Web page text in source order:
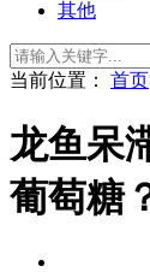
其他
当前位置： 首页
龙鱼呆
葡萄糖